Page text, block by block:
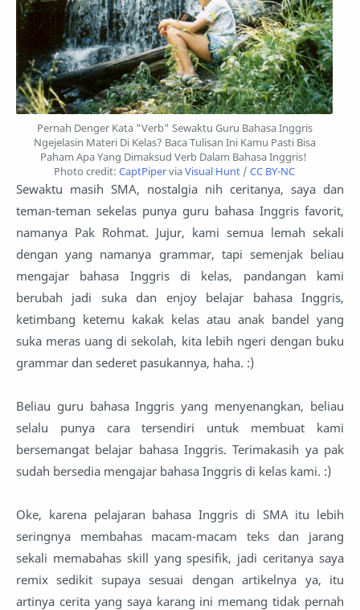
Pernah Denger Kata "Verb" Sewaktu Guru Bahasa Inggris
Ngejelasin Materi Di Kelas? Baca Tulisan Ini Kamu Pasti Bisa
Paham Apa Yang Dimaksud Verb Dalam Bahasa Inggris!
Photo credit: CaptPiperviaVisual Hunt / CC BY-NC
Sewaktu masih SMA, nostalgia nih ceritanya, saya dan
teman-teman sekelas punya guru bahasa Inggris favorit,
namanya Pak Rohmat. Jujur, kami semua lemah sekali
dengan yang namanya grammar, tapi semenjak beliau
mengajar bahasa Inggris di kelas, pandangan kami
berubah jadi suka dan enjoy belajar bahasa Inggris,
ketimbang ketemu kakak kelas atau anak bandel yang
suka meras uang di sekolah, kita lebih ngeri dengan buku
grammar dan sederet pasukannya, haha. :)
Beliau guru bahasa Inggris yang menyenangkan, beliau
selalu punya cara tersendiri untuk membuat kami
bersemangat belajar bahasa Inggris. Terimakasih ya pak
sudah bersedia mengajar bahasa Inggris di kelas kami. :)
Oke, karena pelajaran bahasa Inggris di SMA itu lebih
seringnya membahas macam-macam teks dan jarang
sekali memabahas skill yang spesifik, jadi ceritanya saya
remix sedikit supaya sesuai dengan artikelnya ya, itu
artinya cerita yang saya karang ini memang tidak pernah